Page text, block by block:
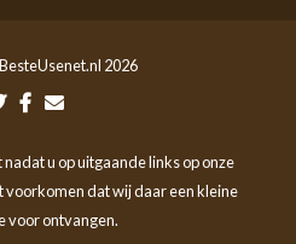
2026
u op uitgaande links op onze
voorkomen dat wij daar een kleine
voor ontvangen.